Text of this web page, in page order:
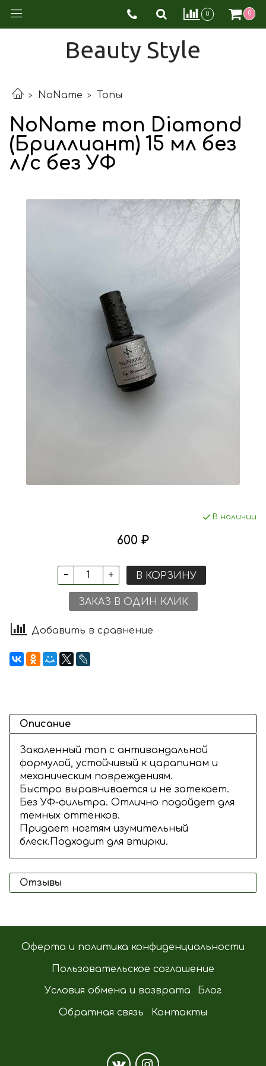
0 0
Beauty Style
NoName Топы
NoName топ Diamond
(Бриллиант) 15 мл без
л/с без УФ
В наличии
600 ₽
В КОРЗИНУ
ЗАКАЗ В ОДИН КЛИК
Добавить в сравнение
Описание
Закаленный топ с антивандальной
формулой, устойчивый к царапинам и
механическим повреждениям.
Быстро выравнивается и не затекает.
Без УФ-фильтра. Отлично подойдет для
темных оттенков.
Придает ногтям изумительный
блеск.Подходит для втирки.
Отзывы
Оферта и политика конфиденциальности
Пользовательское соглашение
Условия обмена и возврата Блог
Обратная связь Контакты